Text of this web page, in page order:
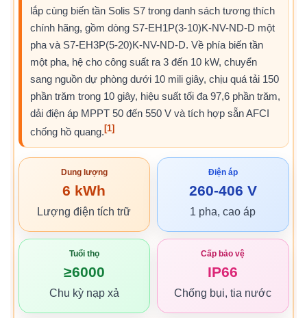
lắp cùng biến tần Solis S7 trong danh sách tương thích
chính hãng, gồm dòng S7-EH1P(3-10)K-NV-ND-D một
pha và S7-EH3P(5-20)K-NV-ND-D. Về phía biến tần
một pha, hệ cho công suất ra 3 đến 10 kW, chuyển
sang nguồn dự phòng dưới 10 mili giây, chịu quá tải 150
phần trăm trong 10 giây, hiệu suất tối đa 97,6 phần trăm,
dải điện áp MPPT 50 đến 550 V và tích hợp sẵn AFCI
chống hồ quang. [1]
Dung lượng
6 kWh
Lượng điện tích trữ
Điện áp
260-406 V
1 pha, cao áp
Tuổi thọ
≥6000
Chu kỳ nạp xả
Cấp bảo vệ
IP66
Chống bụi, tia nước